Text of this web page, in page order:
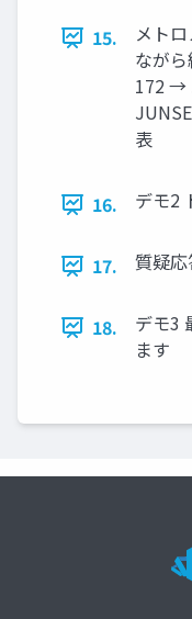
15.
メト
なが
172 →
表
16. デモ2
17. 質疑
18.
デモ3
ます